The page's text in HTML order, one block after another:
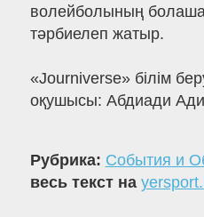
волейболының
тәрбиелеп жатыр.
«Journiverse» білім
оқушысы: Абдиади
Рубрика: События и
весь текст на